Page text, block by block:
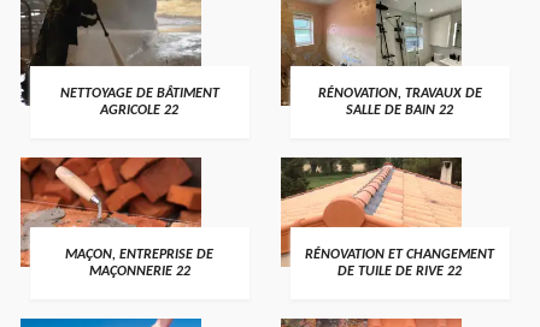
NETTOYAGE DE BÂTIMENT
AGRICOLE 22
RÉNOVATION, TRAVAUX DE
SALLE DE BAIN 22
MAÇON, ENTREPRISE DE
MAÇONNERIE 22
RÉNOVATION ET CHANGEMENT
DE TUILE DE RIVE 22